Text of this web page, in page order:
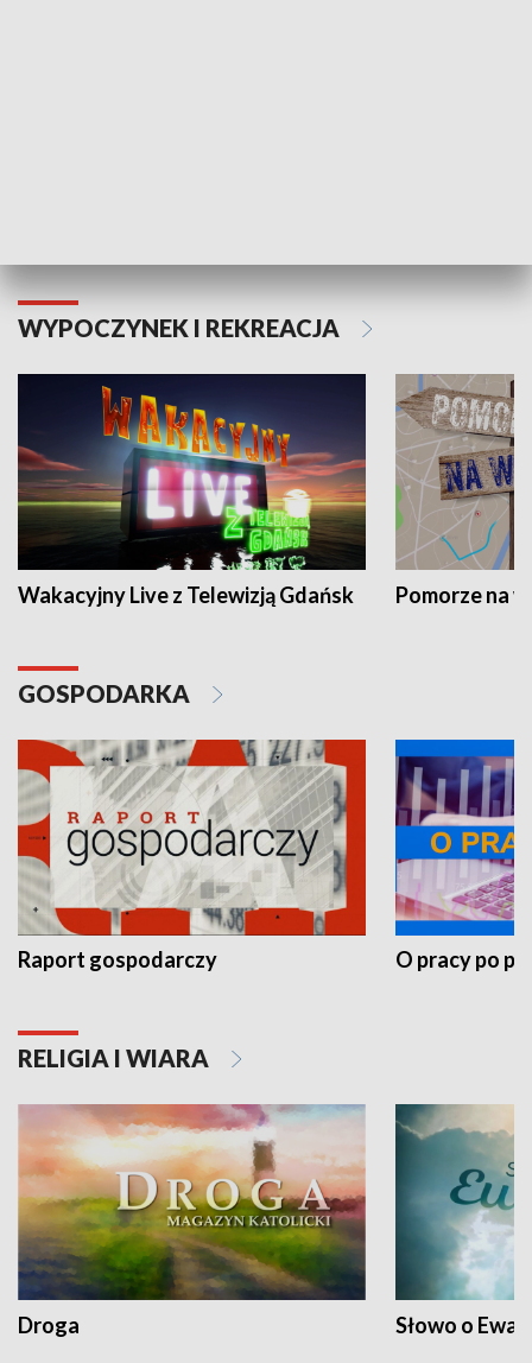
WYPOCZYNEK I REKREACJA
Wakacyjny Live z Telewizją Gdańsk Pomorze na
GOSPODARKA
Raport gospodarczy O pracy po
RELIGIA I WIARA
Droga Słowo o